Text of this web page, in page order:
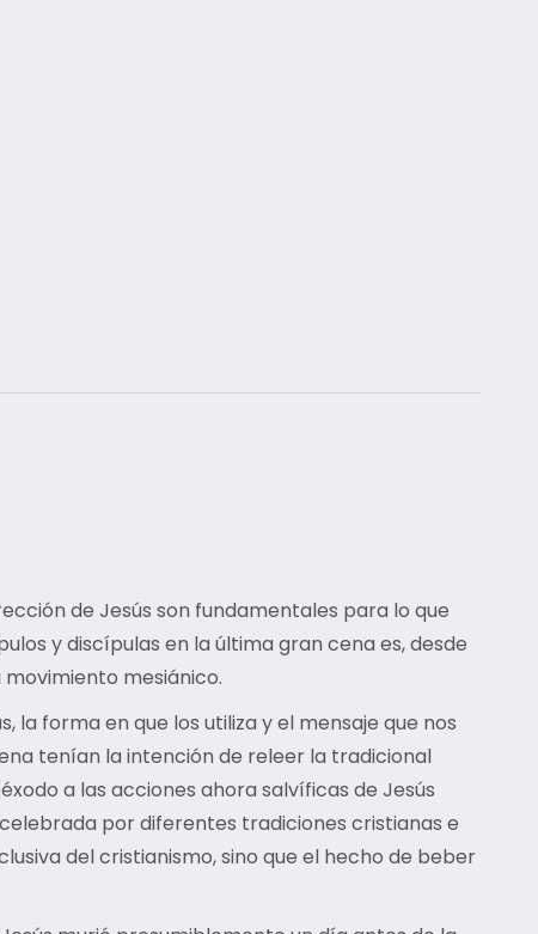
de Jesús son fundamentales para lo que
y discípulas en la última gran cena es, desde
mesiánico.
forma en que los utiliza y el mensaje que nos
tenían la intención de releer la tradicional
a las acciones ahora salvíficas de Jesús
por diferentes tradiciones cristianas e
del cristianismo, sino que el hecho de beber